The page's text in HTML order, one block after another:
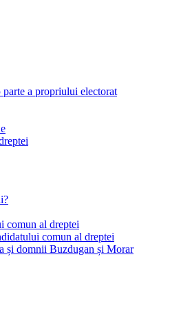
a propriului electorat
comun al dreptei
comun al dreptei
și domnii Buzdugan și Morar